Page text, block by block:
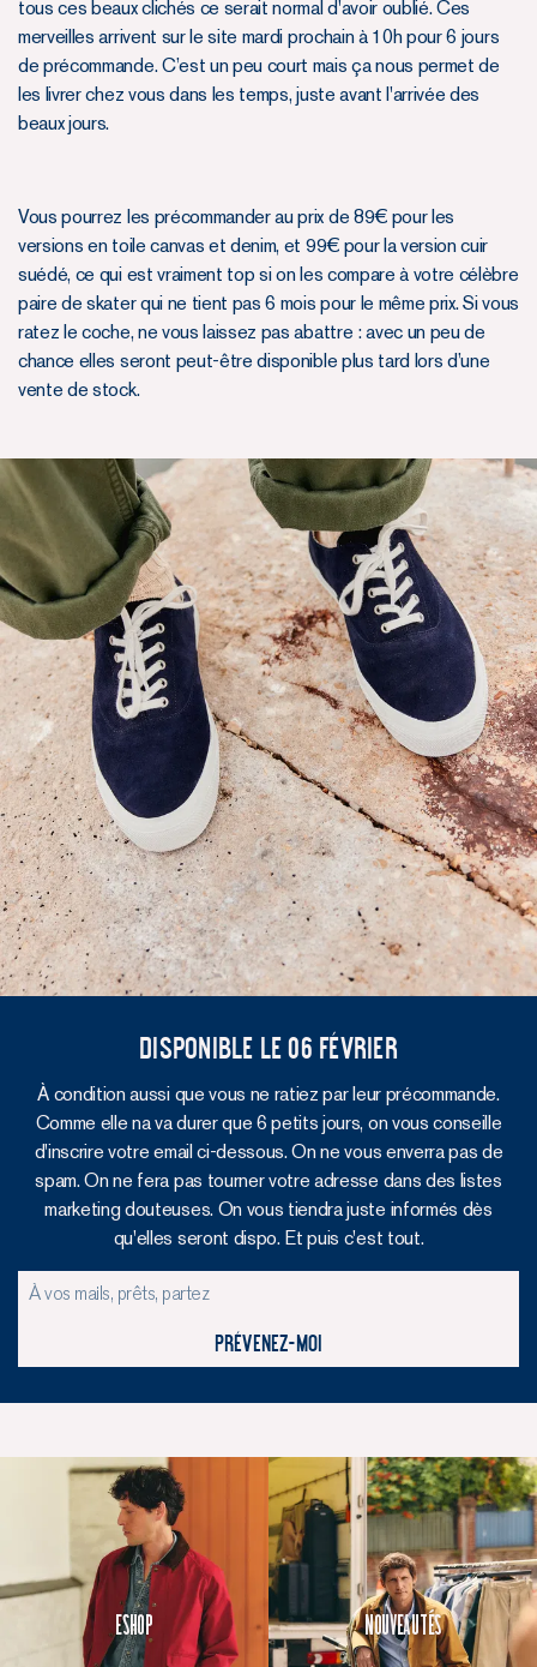
tous ces beaux clichés ce serait normal d'avoir oublié. Ces
merveilles arrivent sur le site mardi prochain à 10h pour 6 jours
de précommande. C’est un peu court mais ça nous permet de
les livrer chez vous dans les temps, juste avant l'arrivée des
beaux jours.
Vous pourrez les précommander au prix de 89€ pour les
versions en toile canvas et denim, et 99€ pour la version cuir
suédé, ce qui est vraiment top si on les compare à votre célèbre
paire de skater qui ne tient pas 6 mois pour le même prix. Si vous
ratez le coche, ne vous laissez pas abattre : avec un peu de
chance elles seront peut-être disponible plus tard lors d’une
vente de stock.
Disponible le 06 février
À condition aussi que vous ne ratiez par leur précommande.
Comme elle na va durer que 6 petits jours, on vous conseille
d'inscrire votre email ci-dessous. On ne vous enverra pas de
spam. On ne fera pas tourner votre adresse dans des listes
marketing douteuses. On vous tiendra juste informés dès
qu'elles seront dispo. Et puis c'est tout.
Prévenez-moi
Eshop Nouveautés